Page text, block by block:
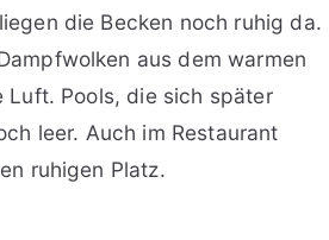
die Becken noch ruhig da.
aus dem warmen
Luft. Pools, die sich später
leer. Auch im Restaurant
ruhigen Platz.